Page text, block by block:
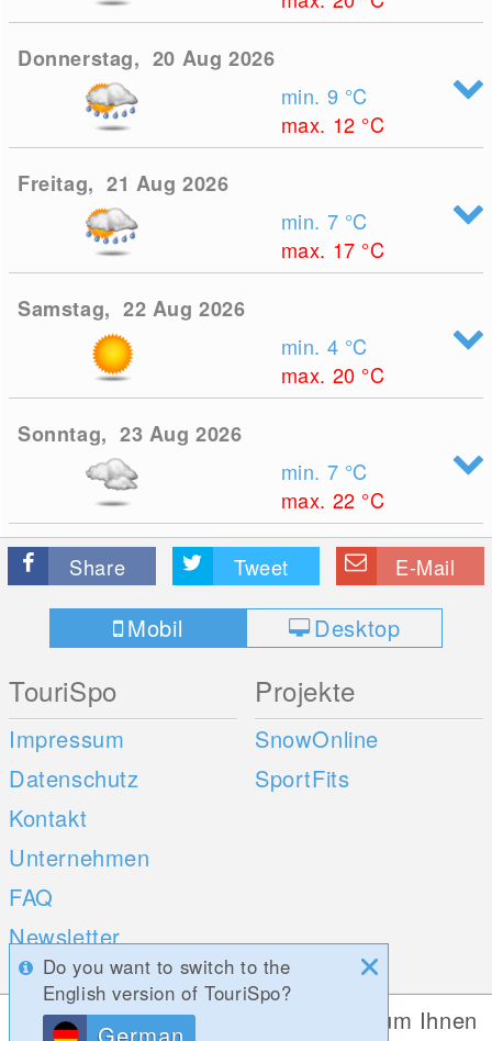
Donnerstag, 20 Aug 2026
min. 9 °C
max. 12 °C
Freitag, 21 Aug 2026
min. 7 °C
max. 17 °C
Samstag, 22 Aug 2026
min. 4 °C
max. 20 °C
Sonntag, 23 Aug 2026
min. 7 °C
max. 22 °C
Share Tweet E-Mail
Mobil Desktop
TouriSpo
Impressum
Datenschutz
Kontakt
Unternehmen
FAQ
Newsletter
Umfragen
Projekte
SnowOnline
SportFits
Do you want to switch to the
English version of TouriSpo?
German
Diese Website verwendet Cookies, um Ihnen